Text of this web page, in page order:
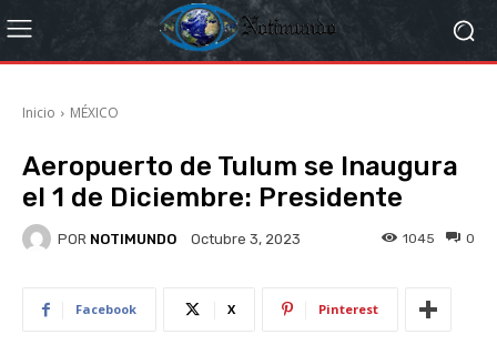
Inicio MÉXICO
Aeropuerto de Tulum se Inaugura
el 1 de Diciembre: Presidente
POR NOTIMUNDO Octubre 3, 2023 0
1045
Facebook X Pinterest